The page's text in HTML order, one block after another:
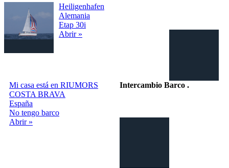
Heiligenhafen
Alemania
Etap 30i
Abrir »
Mi casa está en RIUMORS
COSTA BRAVA
España
No tengo barco
Abrir »
Intercambio Barco .